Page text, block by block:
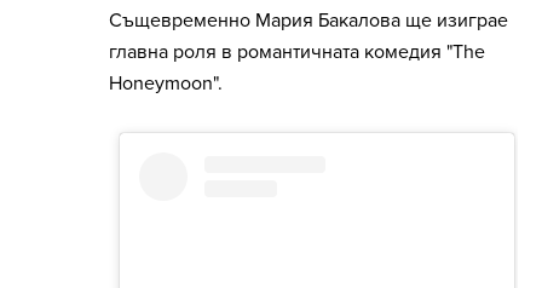
Същевременно Мария Бакалова ще изиграе
главна роля в романтичната комедия "The
Honeymoon".